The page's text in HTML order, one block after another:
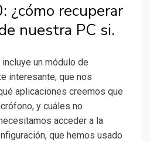
¿cómo recuperar
nuestra PC si.
un módulo de
interesante, que nos
aplicaciones creemos que
y cuáles no
acceder a la
que hemos usado